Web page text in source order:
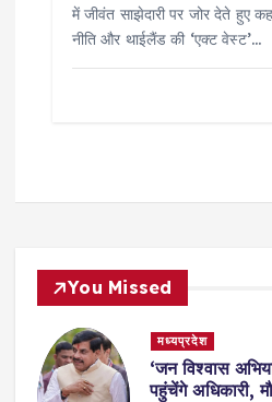
में जीवंत साझेदारी पर जोर देते हुए
नीति और थाईलैंड की ‘एक्ट वेस्ट’…
You Missed
मध्यप्रदेश
‘जन विश्वास
पहुंचेंगे अधिकारी,